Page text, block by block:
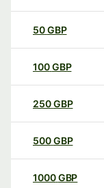
50GBP
100GBP
250GBP
500GBP
1000GBP